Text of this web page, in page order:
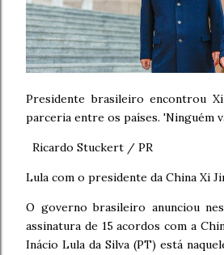
Presidente brasileiro encontrou
parceria entre os países. 'Ninguém
Ricardo Stuckert / PR
Lula com o presidente da China Xi
O governo brasileiro anunciou
assinatura de 15 acordos com a
Inácio Lula da Silva (PT) está